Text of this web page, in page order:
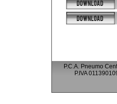
P.C.A. Pneumo
P.IVA